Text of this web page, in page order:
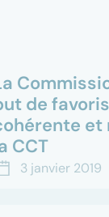
de
et
CCT
temps du bilan
3 janvier 2019